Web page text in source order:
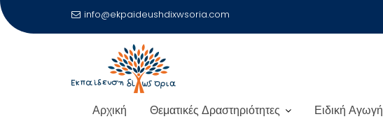
info@ekpaideushdixwsoria.com
Αρχική Θεματικές Δραστηριότητες Ειδική Αγωγή